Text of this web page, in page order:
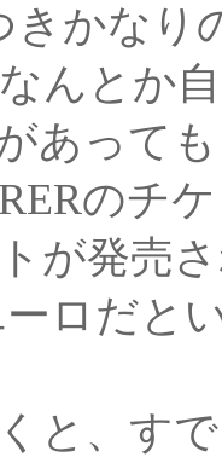
きかなり
んとか
あって
のチ
が発売
ーロだと
と、す